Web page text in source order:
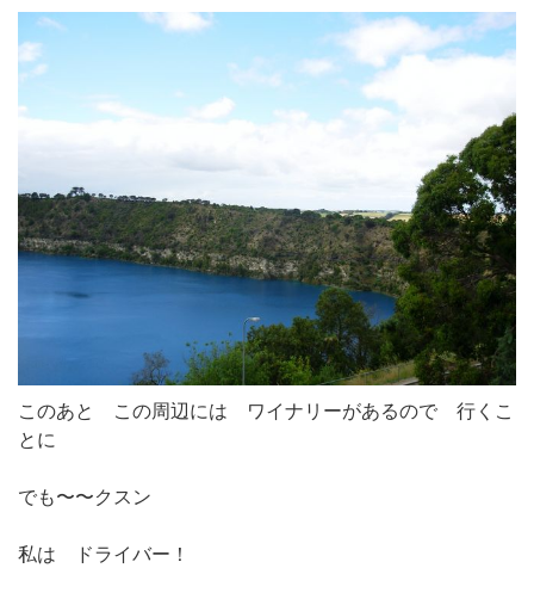
このあと この周辺には ワイナリーがあるので 行くこ
とに
でも〜〜クスン
私は ドライバー！